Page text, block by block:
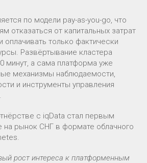
по модели pay-as-you-go, что
отказаться от капитальных затрат
оплачивать только фактически
Развёртывание кластера
минут, а сама платформа уже
механизмы наблюдаемости,
и инструменты управления
с iqData стал первым
на рынок СНГ в формате облачного
рост интереса к платформенным